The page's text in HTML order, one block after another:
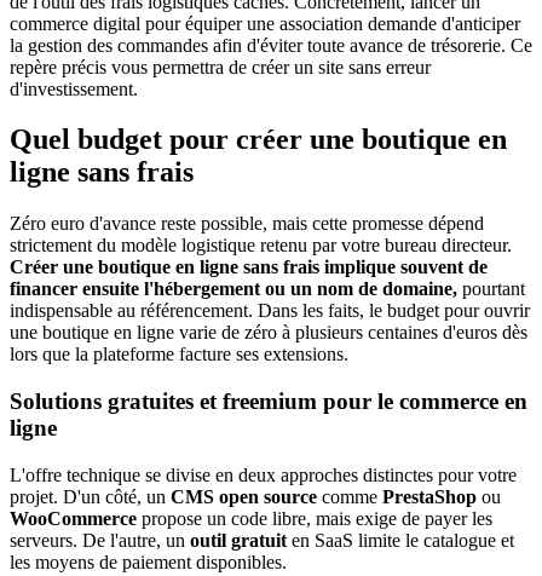
commerce digital pour équiper une association demande d'anticiper
la gestion des commandes afin d'éviter toute avance de trésorerie. Ce
repère précis vous permettra de créer un site sans erreur
d'investissement.
Quel budget pour créer une boutique en
ligne sans frais
Zéro euro d'avance reste possible, mais cette promesse dépend
strictement du modèle logistique retenu par votre bureau directeur.
Créer une boutique en ligne sans frais implique souvent de
financer ensuite l'hébergement ou un nom de domaine, pourtant
indispensable au référencement. Dans les faits, le budget pour ouvrir
une boutique en ligne varie de zéro à plusieurs centaines d'euros dès
lors que la plateforme facture ses extensions.
Solutions gratuites et freemium pour le commerce en
ligne
L'offre technique se divise en deux approches distinctes pour votre
projet. D'un côté, un CMS open source comme PrestaShop ou
WooCommerce propose un code libre, mais exige de payer les
serveurs. De l'autre, un outil gratuit en SaaS limite le catalogue et
les moyens de paiement disponibles.